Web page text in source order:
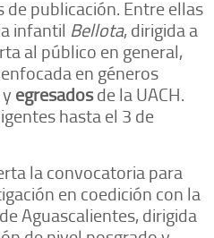
publicación. Entre ellas
infantil Bellota, dirigida a
al público en general,
en géneros
y egresadosde la UACH.
hasta el 3 de
la convocatoria para
en coedición con la
Aguascalientes, dirigida